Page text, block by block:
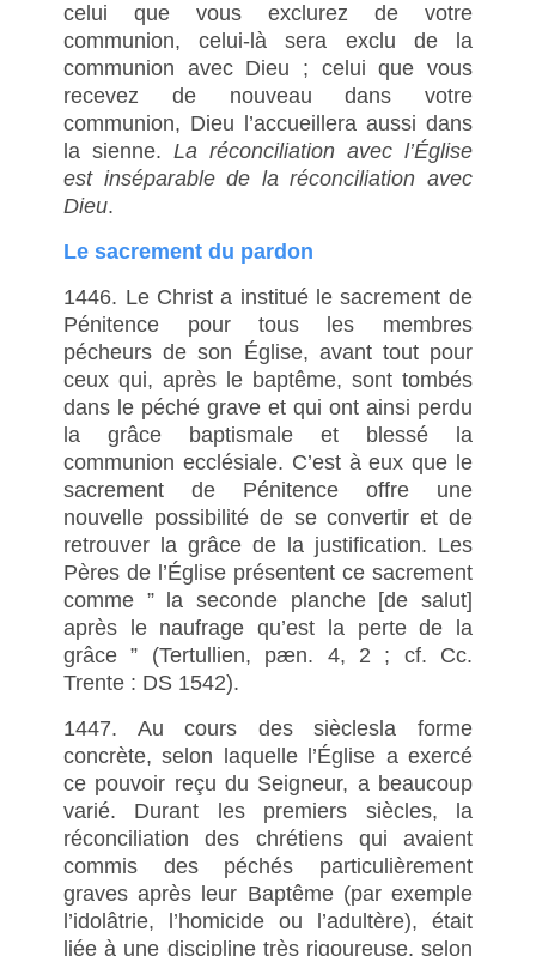
celui que vous exclurez de votre
communion, celui-là sera exclu de la
communion avec Dieu ; celui que vous
recevez de nouveau dans votre
communion, Dieu l’accueillera aussi dans
la sienne.La réconciliation avec l’Église
est inséparable de la réconciliation avec
Dieu.
Le sacrement du pardon
1446. Le Christ a institué le sacrement de
Pénitence pour tous les membres
pécheurs de son Église, avant tout pour
ceux qui, après le baptême, sont tombés
dans le péché grave et qui ont ainsi perdu
la grâce baptismale et blessé la
communion ecclésiale. C’est à eux que le
sacrement de Pénitence offre une
nouvelle possibilité de se convertir et de
retrouver la grâce de la justification. Les
Pères de l’Église présentent ce sacrement
comme ” la seconde planche [de salut]
après le naufrage qu’est la perte de la
grâce ” (Tertullien, pæn. 4, 2 ; cf. Cc.
Trente : DS 1542).
1447. Au cours des sièclesla forme
concrète, selon laquelle l’Église a exercé
ce pouvoir reçu du Seigneur, a beaucoup
varié. Durant les premiers siècles, la
réconciliation des chrétiens qui avaient
commis des péchés particulièrement
graves après leur Baptême (par exemple
l’idolâtrie, l’homicide ou l’adultère), était
liée à une discipline très rigoureuse, selon